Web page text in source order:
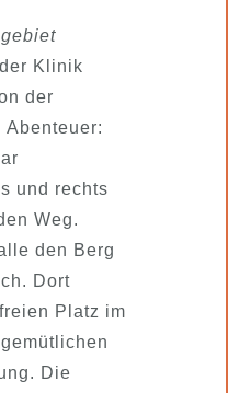
Klinik
der
Abenteuer:
und rechts
Weg.
den Berg
Dort
Platz im
Die